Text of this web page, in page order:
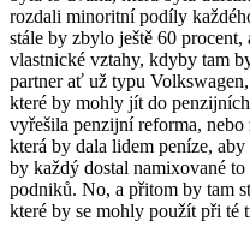
rozdali minoritní podíly
stále by zbylo ještě 60
vlastnické vztahy, kdyby tam
partner ať už typu
které by mohly jít do
vyřešila penzijní reforma,
která by dala lidem peníze,
by každý dostal namixované
podniků. No, a přitom by tam
které by se mohly použít při té